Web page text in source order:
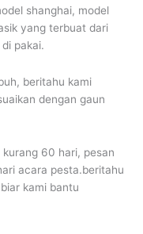
shanghai, model
yang terbuat dari
pakai.
beritahu kami
dengan gaun
60 hari, pesan
acara pesta.beritahu
kami bantu